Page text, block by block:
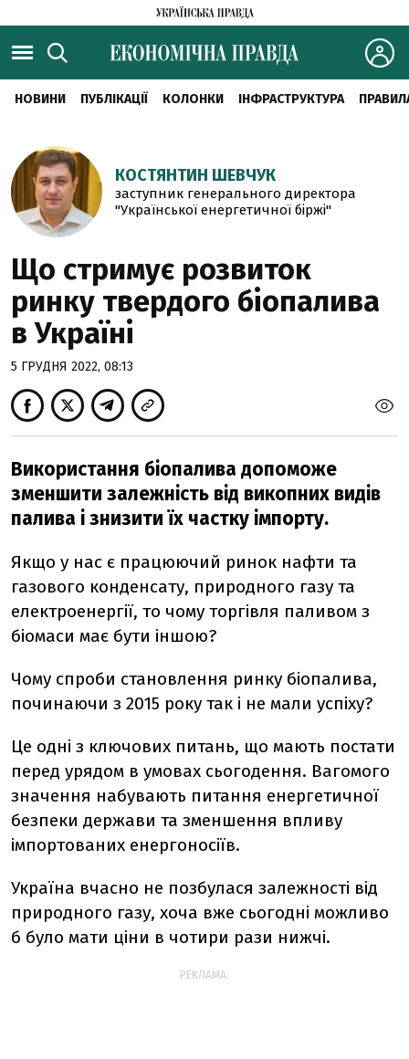
НОВИНИ ПУБЛІКАЦІЇ КОЛОНКИ ІНФРАСТРУКТУРА
КОСТЯНТИН ШЕВЧУК
заступник генерального директора
"Української енергетичної біржі"
Що стримує розвиток
ринку твердого біопалива
в Україні
5 ГРУДНЯ 2022, 08:13
Використання біопалива допоможе
зменшити залежність від викопних видів
палива і знизити їх частку імпорту.
Якщо у нас є працюючий ринок нафти та
газового конденсату, природного газу та
електроенергії, то чому торгівля паливом з
біомаси має бути іншою?
Чому спроби становлення ринку біопалива,
починаючи з 2015 року так і не мали успіху?
Це одні з ключових питань, що мають постати
перед урядом в умовах сьогодення. Вагомого
значення набувають питання енергетичної
безпеки держави та зменшення впливу
імпортованих енергоносіїв.
Україна вчасно не позбулася залежності від
природного газу, хоча вже сьогодні можливо
б було мати ціни в чотири рази нижчі.
РЕКЛАМА: